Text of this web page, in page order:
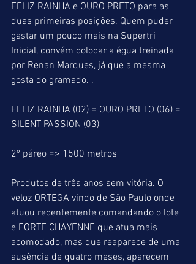
FELIZ RAINHA e OURO PRETO para as
duas primeiras posições. Quem puder
gastar um pouco mais na Supertri
Inicial, convém colocar a égua treinada
por Renan Marques, já que a mesma
gosta do gramado. .
FELIZ RAINHA (02) = OURO PRETO (06) =
SILENT PASSION (03)
2º páreo => 1500 metros
Produtos de três anos sem vitória. O
veloz ORTEGA vindo de São Paulo onde
atuou recentemente comandando o lote
e FORTE CHAYENNE que atua mais
acomodado, mas que reaparece de uma
ausência de quatro meses, aparecem